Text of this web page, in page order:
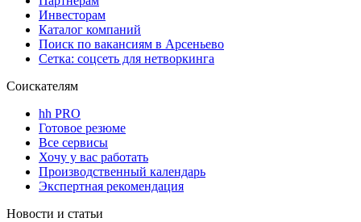
Инвесторам
Каталог компаний
Поиск по вакансиям в Арсеньево
Сетка: соцсеть для нетворкинга
Соискателям
hh PRO
Готовое резюме
Все сервисы
Хочу у вас работать
Производственный календарь
Экспертная рекомендация
Новости и статьи